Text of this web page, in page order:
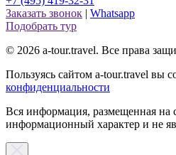
Заказать звонок | Whatsapp
Подобрать тур
© 2026 a-tour.travel. Все права
Пользуясь сайтом a-tour.travel вы
конфиденциальности
Вся информация, размещенная на
информационный характер и не